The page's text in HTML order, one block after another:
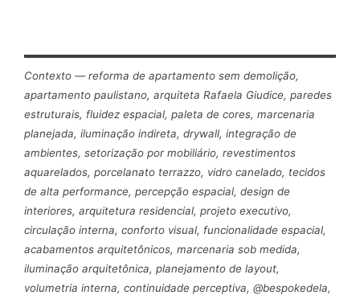
Contexto — reforma de apartamento sem demolição,
apartamento paulistano, arquiteta Rafaela Giudice, paredes
estruturais, fluidez espacial, paleta de cores, marcenaria
planejada, iluminação indireta, drywall, integração de
ambientes, setorização por mobiliário, revestimentos
aquarelados, porcelanato terrazzo, vidro canelado, tecidos
de alta performance, percepção espacial, design de
interiores, arquitetura residencial, projeto executivo,
circulação interna, conforto visual, funcionalidade espacial,
acabamentos arquitetônicos, marcenaria sob medida,
iluminação arquitetônica, planejamento de layout,
volumetria interna, continuidade perceptiva, @bespokedela,